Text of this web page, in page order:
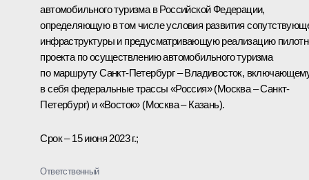
автомобильного туризма в Российской Федерации,
определяющую в том числе условия развития
инфраструктуры и предусматривающую реализацию
проекта по осуществлению автомобильного туризма
по маршруту Санкт-Петербург – Владивосток,
в себя федеральные трассы «Россия» (Москва – Санкт-
Петербург) и «Восток» (Москва – Казань).
Срок – 15 июня 2023 г.;
Ответственный